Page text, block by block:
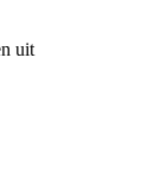
uit